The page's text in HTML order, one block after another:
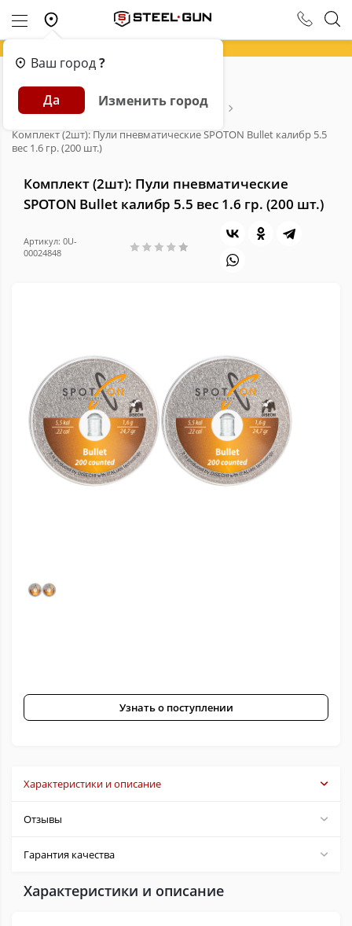
Ваш город?
Да Изменить город
Главная Каталог
Аксессуары и расходники для пневматики
Комплект (2шт): Пули пневматические SPOTON Bullet калибр 5.5
вес 1.6 гр. (200 шт.)
Комплект (2шт): Пули пневматические
SPOTON Bullet калибр 5.5 вес 1.6 гр. (200 шт.)
Артикул: 0U-
00024848
Узнать о поступлении
Характеристики и описание
Отзывы
Гарантия качества
Характеристики и описание